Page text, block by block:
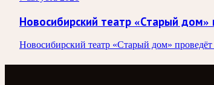
Новосибирский театр «Старый дом»
Новосибирский театр «Старый дом» проведёт